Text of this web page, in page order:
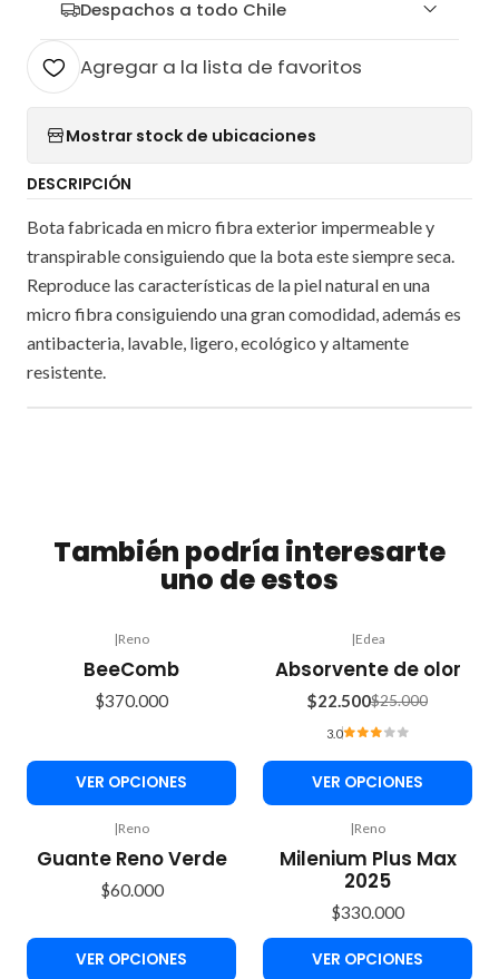
Despachos a todo Chile
Agregar a la lista de favoritos
Mostrar stock de ubicaciones
DESCRIPCIÓN
Bota fabricada en micro fibra exterior impermeable y
transpirable consiguiendo que la bota este siempre seca.
Reproduce las características de la piel natural en una
micro fibra consiguiendo una gran comodidad, además es
antibacteria, lavable, ligero, ecológico y altamente
resistente.
También podría interesarte
uno de estos
|Reno
BeeComb
$370.000
VER OPCIONES
-10%
OFF
|Edea
Absorvente de olor
$22.500$25.000
3.0
VER OPCIONES
|Reno
Guante Reno Verde
$60.000
VER OPCIONES
|Reno
Milenium Plus Max
2025
$330.000
VER OPCIONES